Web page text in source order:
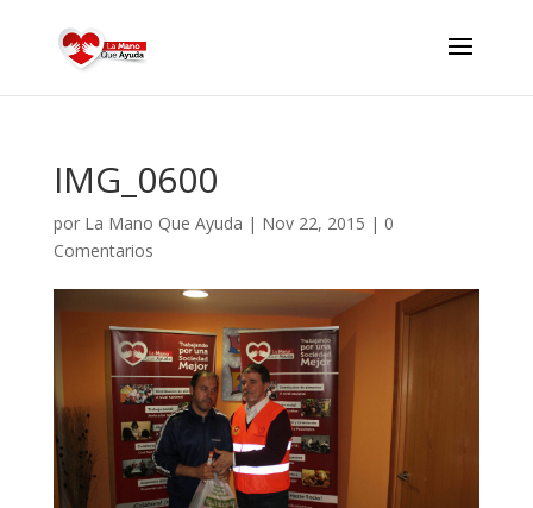
IMG_0600
por La Mano Que Ayuda | Nov 22, 2015 | 0
Comentarios